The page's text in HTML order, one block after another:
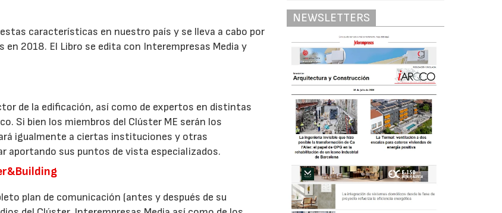
características en nuestro país y se lleva a cabo por
en 2018. El Libro se edita con Interempresas Media y
de la edificación, así como de expertos en distintas
Si bien los miembros del Clúster ME serán los
igualmente a ciertas instituciones y otras
aportando sus puntos de vista especializados.
plan de comunicación (antes y después de su
NEWSLETTERS